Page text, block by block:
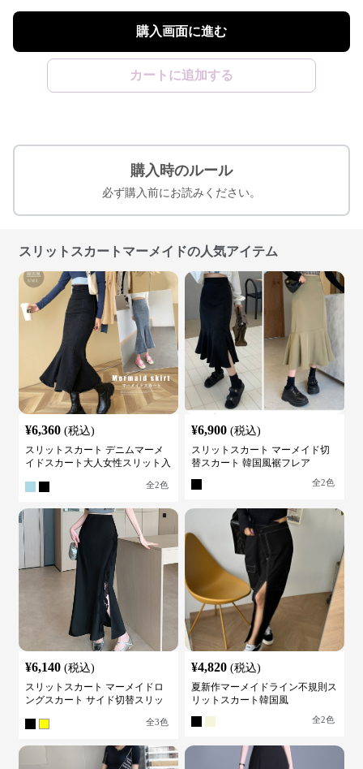
購入画面に進む
カートに追加する
購入時のルール
必ず購入前にお読みください。
スリットスカートマーメイドの人気アイテム
¥6,360 (税込)
スリットスカート デニムマーメ
イドスカート大人女性スリット入
全2色
¥6,900 (税込)
スリットスカート マーメイド切
替スカート 韓国風裾フレア
全2色
¥6,140 (税込)
スリットスカート マーメイドロ
ングスカート サイド切替スリッ
全3色
¥4,820 (税込)
夏新作マーメイドライン不規則ス
リットスカート韓国風
全2色